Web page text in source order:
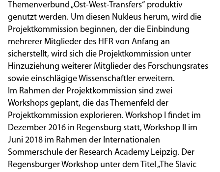
Themenverbund „Ost-West-Transfers“ produktiv
genutzt werden. Um diesen Nukleus herum, wird die
Projektkommission beginnen, der die Einbindung
mehrerer Mitglieder des HFR von Anfang an
sicherstellt, wird sich die Projektkommission unter
Hinzuziehung weiterer Mitglieder des Forschungsrates
sowie einschlägige Wissenschaftler erweitern.
Im Rahmen der Projektkommission sind zwei
Workshops geplant, die das Themenfeld der
Projektkommission explorieren. Workshop I findet im
Dezember 2016 in Regensburg statt, Workshop II im
Juni 2018 im Rahmen der Internationalen
Sommerschule der Research Academy Leipzig. Der
Regensburger Workshop unter dem Titel „The Slavic